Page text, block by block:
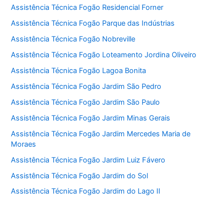
Assistência Técnica Fogão Residencial Forner
Assistência Técnica Fogão Parque das Indústrias
Assistência Técnica Fogão Nobreville
Assistência Técnica Fogão Loteamento Jordina Oliveiro
Assistência Técnica Fogão Lagoa Bonita
Assistência Técnica Fogão Jardim São Pedro
Assistência Técnica Fogão Jardim São Paulo
Assistência Técnica Fogão Jardim Minas Gerais
Assistência Técnica Fogão Jardim Mercedes Maria de
Moraes
Assistência Técnica Fogão Jardim Luiz Fávero
Assistência Técnica Fogão Jardim do Sol
Assistência Técnica Fogão Jardim do Lago II